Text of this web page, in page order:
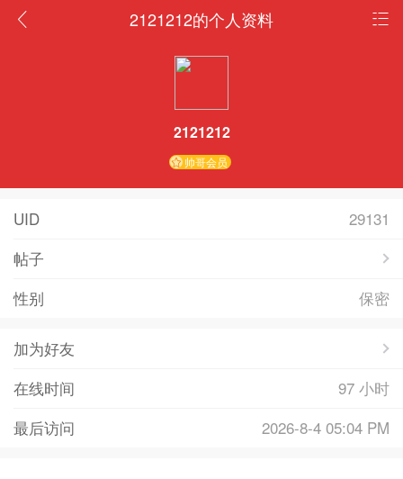
2121212的个人资料
2121212
帅哥会员
UID
29131
帖子
性别
保密
加为好友
在线时间
97 小时
最后访问
2026-8-4 05:04 PM